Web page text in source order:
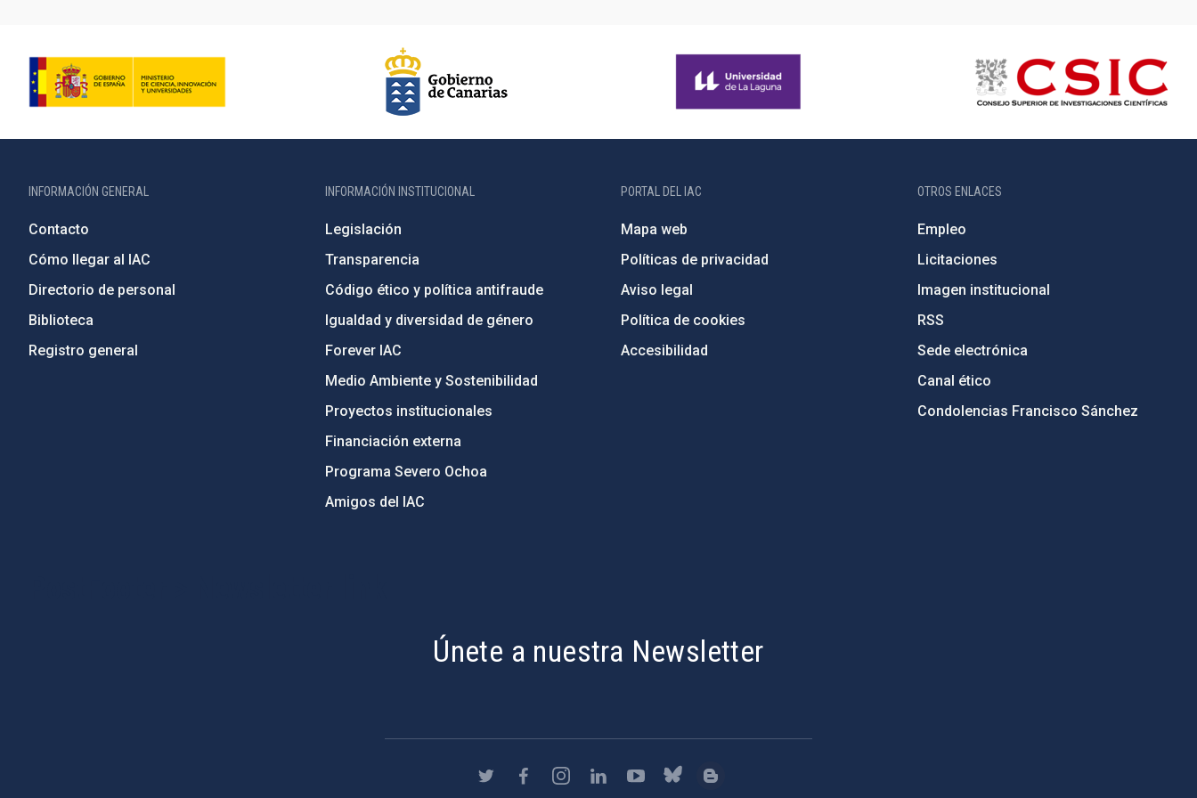
INFORMACIÓN GENERAL
Contacto
Cómo llegar al IAC
Directorio de personal
Biblioteca
Registro general
INFORMACIÓN INSTITUCIONAL
Legislación
Transparencia
Código ético y política antifraude
Igualdad y diversidad de género
Forever IAC
Medio Ambiente y Sostenibilidad
Proyectos institucionales
Financiación externa
Programa Severo Ochoa
Amigos del IAC
PORTAL DEL IAC
Mapa web
Políticas de privacidad
Aviso legal
Política de cookies
Accesibilidad
OTROS ENLACES
Empleo
Licitaciones
Imagen institucional
RSS
Sede electrónica
Canal ético
Condolencias Francisco Sánchez
Únete a nuestra Newsletter